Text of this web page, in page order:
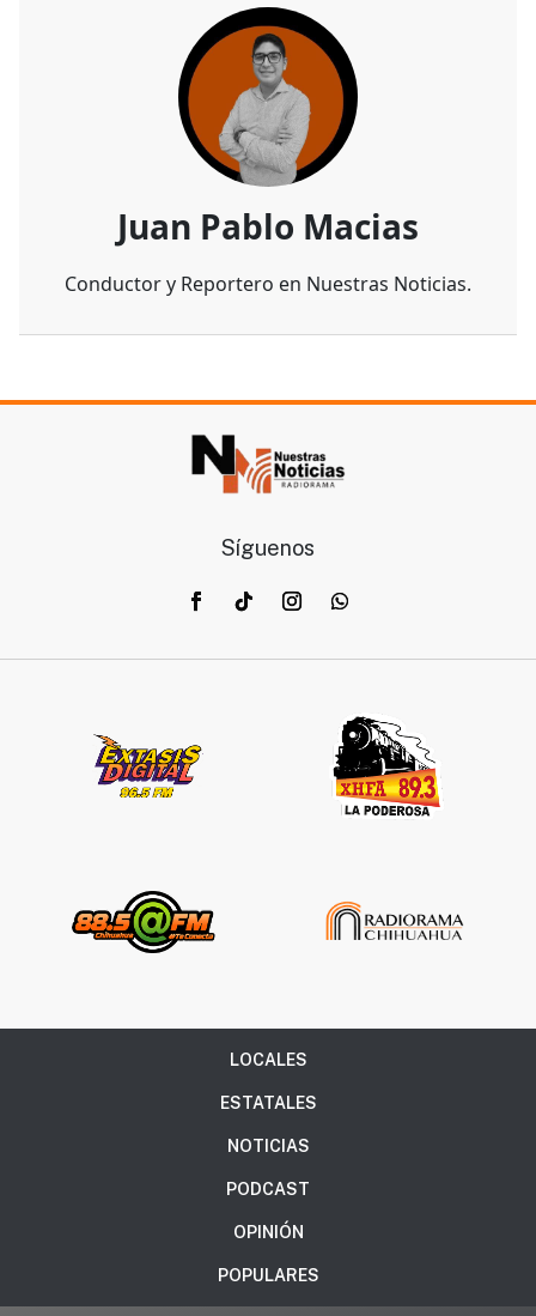
Juan Pablo Macias
Conductor y Reportero en Nuestras Noticias.
Síguenos
LOCALES
ESTATALES
NOTICIAS
PODCAST
OPINIÓN
POPULARES